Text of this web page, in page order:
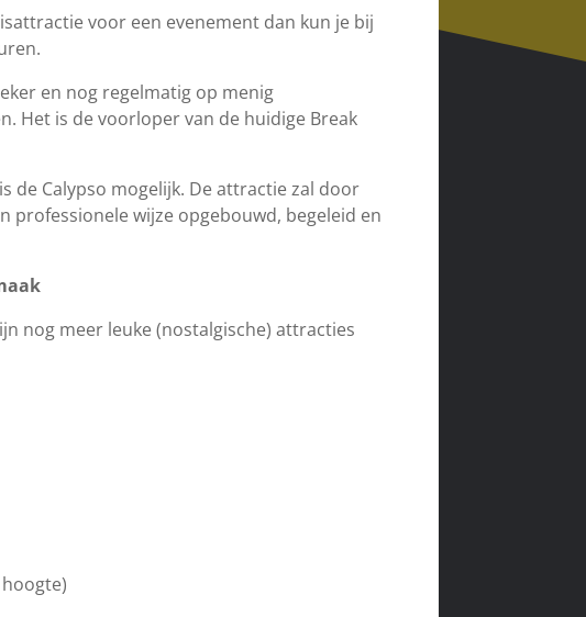
voor een evenement dan kun je bij
en nog regelmatig op menig
Het is de voorloper van de huidige Break
de Calypso mogelijk. De attractie zal door
professionele wijze opgebouwd, begeleid en
nog meer leuke (nostalgische) attracties